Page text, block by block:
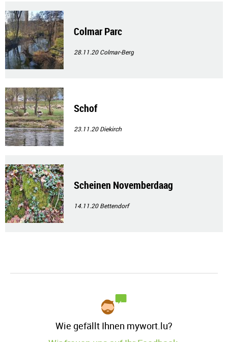
Colmar Parc
28.11.20Colmar-Berg
Schof
23.11.20Diekirch
Scheinen Novemberdaag
14.11.20Bettendorf
Wie gefällt Ihnen mywort.lu?